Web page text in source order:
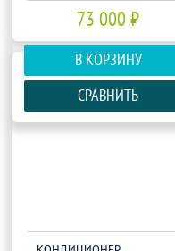
73 000 ₽
В КОРЗИНУ
СРАВНИТЬ